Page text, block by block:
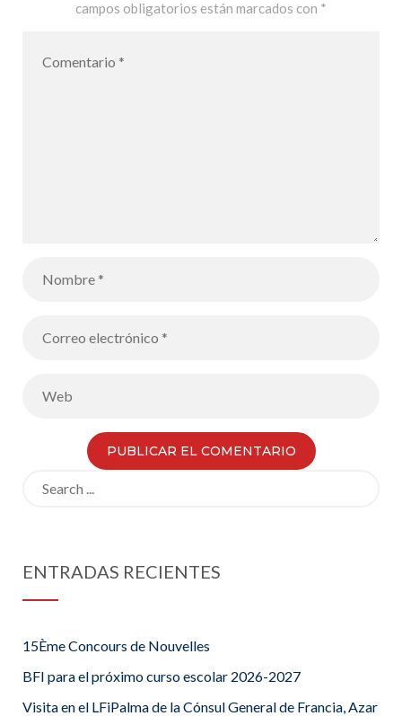
campos obligatorios están marcados con *
ENTRADAS RECIENTES
15Ème Concours de Nouvelles
BFI para el próximo curso escolar 2026-2027
Visita en el LFiPalma de la Cónsul General de Francia, Azar